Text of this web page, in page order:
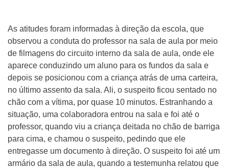
As atitudes foram informadas à direção da escola, que
observou a conduta do professor na sala de aula por meio
de filmagens do circuito interno da sala de aula, onde ele
aparece conduzindo um aluno para os fundos da sala e
depois se posicionou com a criança atrás de uma carteira,
no último assento da sala. Ali, o suspeito ficou sentado no
chão com a vítima, por quase 10 minutos. Estranhando a
situação, uma colaboradora entrou na sala e foi até o
professor, quando viu a criança deitada no chão de barriga
para cima, e chamou o suspeito, pedindo que ele
entregasse um documento à direção. O suspeito foi até um
armário da sala de aula, quando a testemunha relatou que